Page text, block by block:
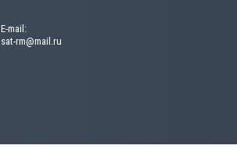
Е-mail:
sat-rm@mail.ru